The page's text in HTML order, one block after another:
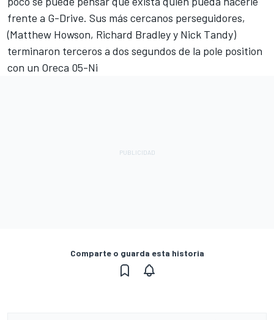
frente a G-Drive. Sus más cercanos perseguidores,
(Matthew Howson, Richard Bradley y Nick Tandy)
terminaron terceros a dos segundos de la pole position
con un Oreca 05-Ni
Comparte o guarda esta historia